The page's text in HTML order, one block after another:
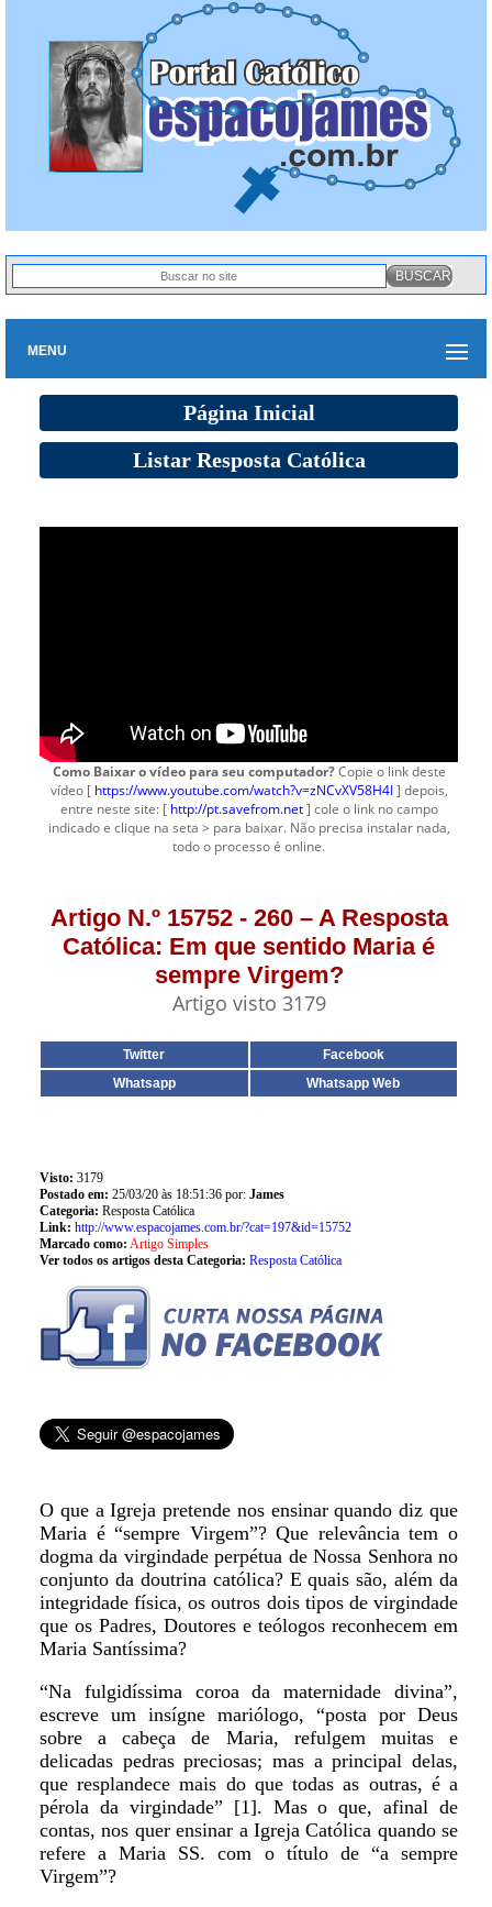
MENU
Página Inicial
Listar Resposta Católica
Como Baixar o vídeo para seu computador?Copie o link deste
vídeo [https://www.youtube.com/watch?v=zNCvXV58H4I] depois,
entre neste site: [ http://pt.savefrom.net] cole o link no campo
indicado e clique na seta > para baixar. Não precisa instalar nada,
todo o processo é online.
Artigo N.º 15752 - 260 – A Resposta
Católica: Em que sentido Maria é
sempre Virgem?
Artigo visto 3179
Twitter
Facebook
Whatsapp
Whatsapp Web
Visto: 3179
Postado em: 25/03/20 às 18:51:36 por: James
Categoria: Resposta Católica
Link: http://www.espacojames.com.br/?cat=197&id=15752
Marcado como: Artigo Simples
Ver todos os artigos desta Categoria: Resposta Católica
O que a Igreja pretende nos ensinar quando diz que
Maria é “sempre Virgem”? Que relevância tem o
dogma da virgindade perpétua de Nossa Senhora no
conjunto da doutrina católica? E quais são, além da
integridade física, os outros dois tipos de virgindade
que os Padres, Doutores e teólogos reconhecem em
Maria Santíssima?
“Na fulgidíssima coroa da maternidade divina”,
escreve um insígne mariólogo, “posta por Deus
sobre a cabeça de Maria, refulgem muitas e
delicadas pedras preciosas; mas a principal delas,
que resplandece mais do que todas as outras, é a
pérola da virgindade” [1]. Mas o que, afinal de
contas, nos quer ensinar a Igreja Católica quando se
refere a Maria SS. com o título de “a sempre
Virgem”?